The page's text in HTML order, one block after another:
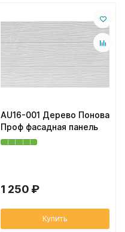
AU16-001 Дерево Понова
Проф фасадная панель
1 250 ₽
Купить